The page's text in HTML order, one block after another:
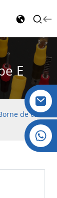
E
de câble